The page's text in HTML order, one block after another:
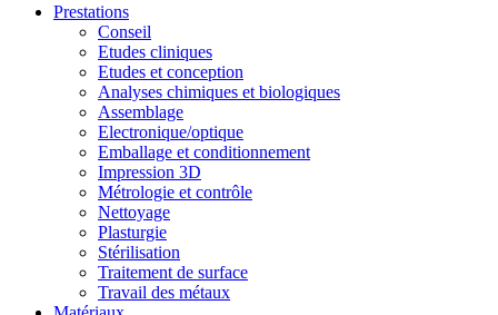
Prestations
Conseil
Etudes cliniques
Etudes et conception
Analyses chimiques et biologiques
Assemblage
Electronique/optique
Emballage et conditionnement
Impression 3D
Métrologie et contrôle
Nettoyage
Plasturgie
Stérilisation
Traitement de surface
Travail des métaux